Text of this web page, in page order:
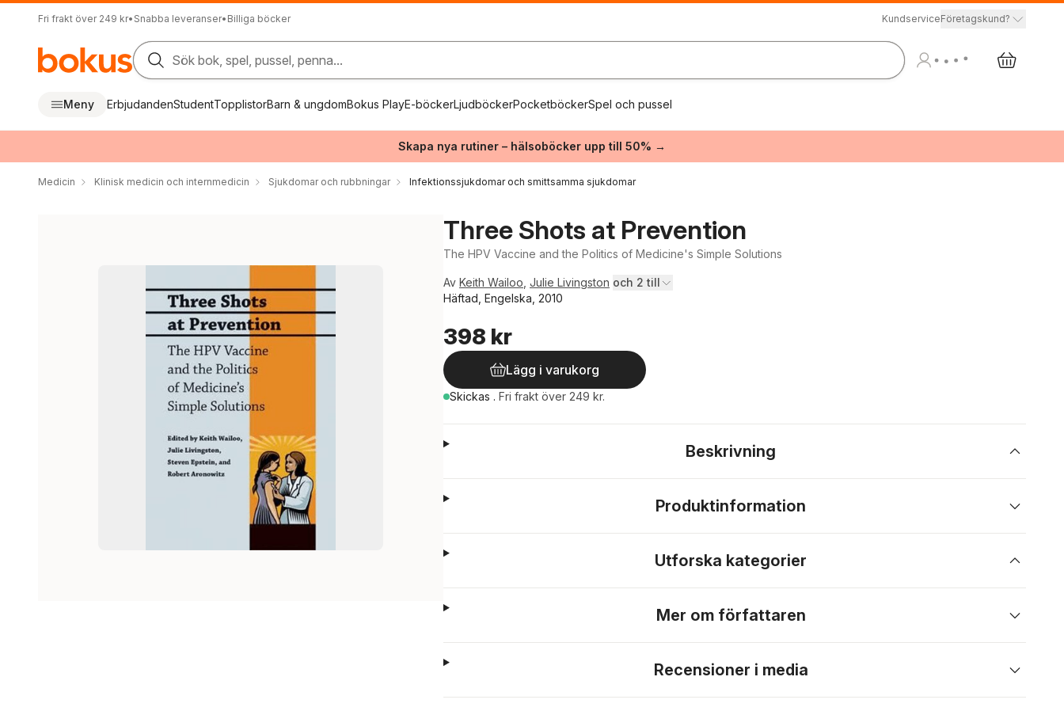
Fri frakt över 249 kr• Snabba leveranser• Billiga böcker KundserviceFöretagskund?
Sök bok, spel, pussel, penna...
Meny ErbjudandenStudentTopplistorBarn & ungdomBokus PlayE-böckerLjudböckerPocketböckerSpel och pussel
Skapa nya rutiner – hälsoböcker upp till 50% →
Medicin Klinisk medicin och internmedicin Sjukdomar och rubbningar Infektionssjukdomar och smittsamma sjukdomar
Three Shots at Prevention
The HPV Vaccine and the Politics of Medicine's Simple Solutions
Av Keith Wailoo Julie Livingston och 2 till
Häftad, Engelska, 2010
398 kr
Lägg i varukorg
Skickas . Fri frakt över 249 kr.
Beskrivning
Produktinformation
Utforska kategorier
Mer om författaren
Recensioner i media